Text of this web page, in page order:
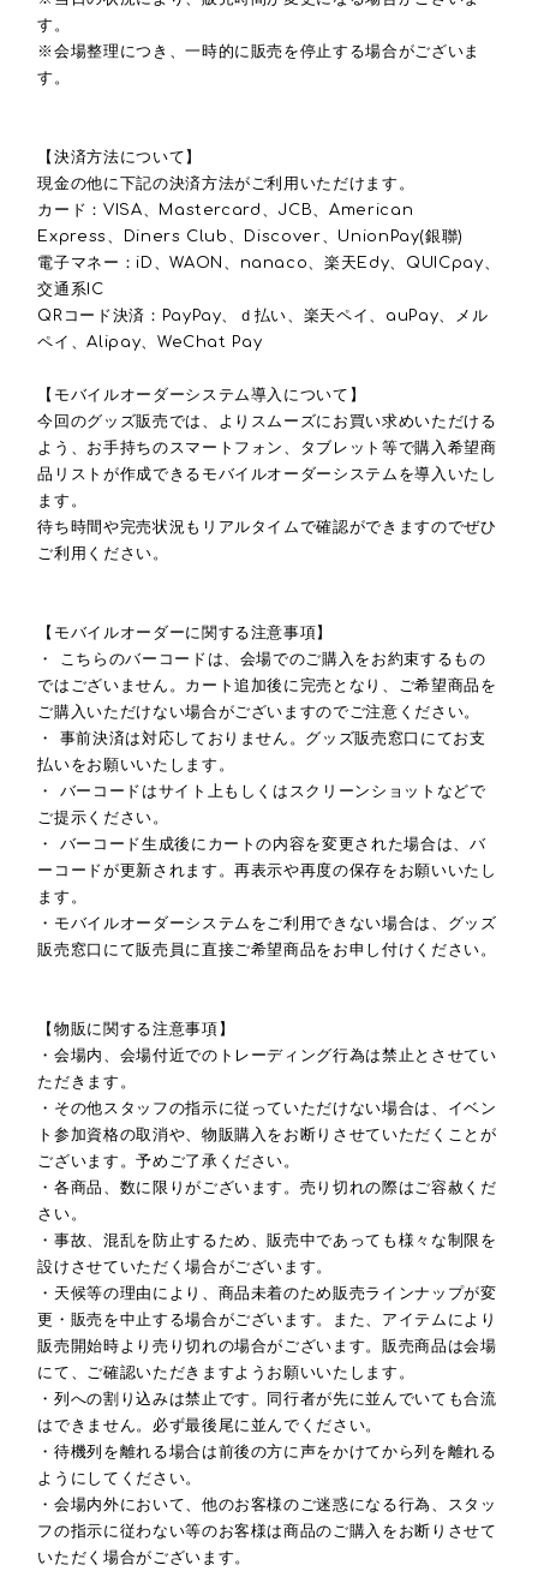
す。
※会場整理につき、一時的に販売を停止する場合がございま
す。
【決済方法について】
現金の他に下記の決済方法がご利用いただけます。
カード： VISA、 Mastercard 、 JCB、 American
Express 、 Diners Club 、 Discover、 UnionPay(銀聯)
電子マネー： iD 、WAON 、 nanaco、楽天 Edy、 QUICpay、
交通系IC
QR コード決済： PayPay、ｄ払い、楽天ペイ、 auPay、メル
ペイ、Alipay、 WeChat Pay
【モバイルオーダーシステム導入について】
今回のグッズ販売では、よりスムーズにお買い求めいただける
よう、お手持ちのスマートフォン、タブレット等で購入希望商
品リストが作成できるモバイルオーダーシステムを導入いたし
ます。
待ち時間や完売状況もリアルタイムで確認ができますのでぜひ
ご利用ください。
【モバイルオーダーに関する注意事項】
・ こちらのバーコードは、会場でのご購入をお約束するもの
ではございません。カート追加後に完売となり、ご希望商品を
ご購入いただけない場合がございますのでご注意ください。
・ 事前決済は対応しておりません。グッズ販売窓口にてお支
払いをお願いいたします。
・ バーコードはサイト上もしくはスクリーンショットなどで
ご提示ください。
・ バーコード生成後にカートの内容を変更された場合は、バ
ーコードが更新されます。再表示や再度の保存をお願いいたし
ます。
・モバイルオーダーシステムをご利用できない場合は、グッズ
販売窓口にて販売員に直接ご希望商品をお申し付けください。
【物販に関する注意事項】
・会場内、会場付近でのトレーディング行為は禁止とさせてい
ただきます。
・その他スタッフの指示に従っていただけない場合は、イベン
ト参加資格の取消や、物販購入をお断りさせていただくことが
ございます。予めご了承ください。
・各商品、数に限りがございます。売り切れの際はご容赦くだ
さい。
・事故、混乱を防止するため、販売中であっても様々な制限を
設けさせていただく場合がございます。
・天候等の理由により、商品未着のため販売ラインナップが変
更・販売を中止する場合がございます。また、アイテムにより
販売開始時より売り切れの場合がございます。販売商品は会場
にて、ご確認いただきますようお願いいたします。
・列への割り込みは禁止です。同行者が先に並んでいても合流
はできません。必ず最後尾に並んでください。
・待機列を離れる場合は前後の方に声をかけてから列を離れる
ようにしてください。
・会場内外において、他のお客様のご迷惑になる行為、スタッ
フの指示に従わない等のお客様は商品のご購入をお断りさせて
いただく場合がございます。